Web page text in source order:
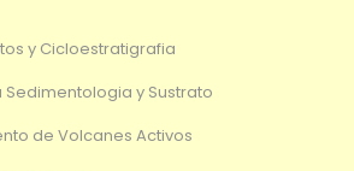
y Cicloestratigrafia
y Sustrato
de Volcanes Activos